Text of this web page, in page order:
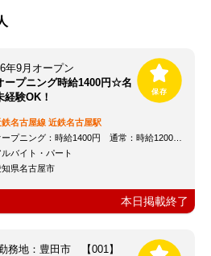
9月オープン
ープニング時給1400円☆名
験OK！
鉄名古屋線 近鉄名古屋駅
プニング：時給1400円 通常：時給1200円～＋交通費全額支給
ルバイト・パート
知県名古屋市
本日掲載終了
地：豊田市 【001】